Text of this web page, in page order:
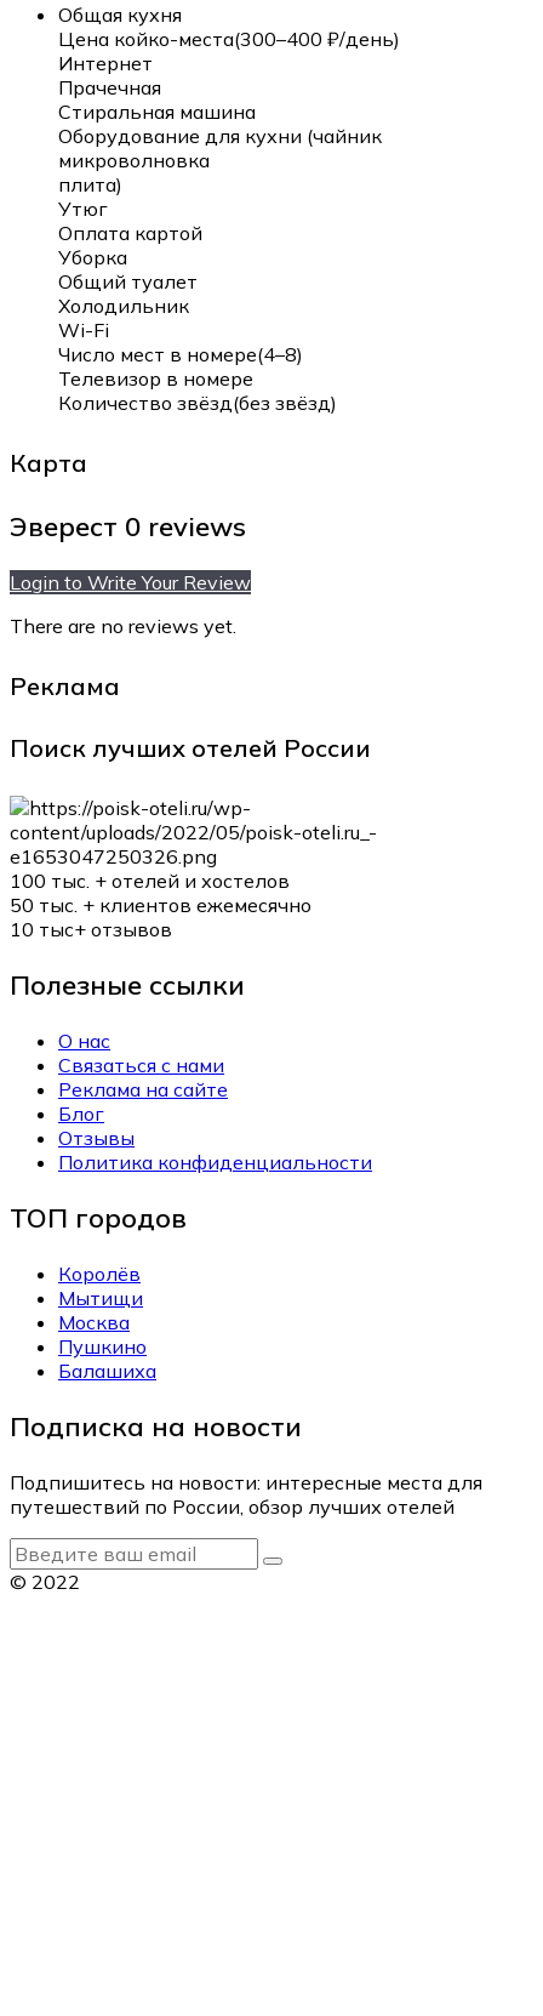
Общая кухня
Цена койко-места(300–400 ₽/день)
Интернет
Прачечная
Стиральная машина
Оборудование для кухни (чайник
микроволновка
плита)
Утюг
Оплата картой
Уборка
Общий туалет
Холодильник
Wi-Fi
Число мест в номере(4–8)
Телевизор в номере
Количество звёзд(без звёзд)
Карта
Эверест 0 reviews
Login to Write Your Review
There are no reviews yet.
Реклама
Поиск лучших отелей России
100 тыс. + отелей и хостелов
50 тыс. + клиентов ежемесячно
10 тыс+ отзывов
Полезные ссылки
О нас
Связаться с нами
Реклама на сайте
Блог
Отзывы
Политика конфиденциальности
ТОП городов
Королёв
Мытищи
Москва
Пушкино
Балашиха
Подписка на новости
Подпишитесь на новости: интересные места для
путешествий по России, обзор лучших отелей
© 2022